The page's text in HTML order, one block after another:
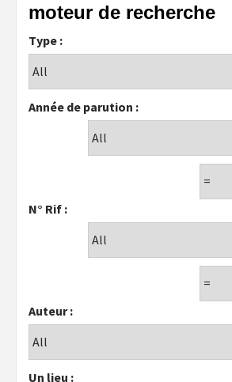
moteur de recherche
Type :
Année de parution :
N° Rif :
Auteur :
Un lieu :